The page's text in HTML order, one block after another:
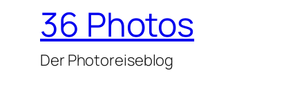
36 Photos
Der Photoreiseblog